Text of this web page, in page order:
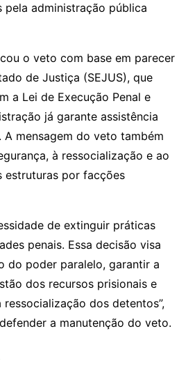
pela administração pública
o veto com base em parecer
de Justiça (SEJUS), que
a Lei de Execução Penal e
já garante assistência
A mensagem do veto também
à ressocialização e ao
estruturas por facções
de extinguir práticas
penais. Essa decisão visa
do poder paralelo, garantir a
dos recursos prisionais e
dos detentos”,
a manutenção do veto.